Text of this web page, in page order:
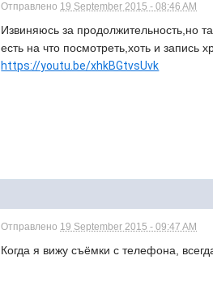
Отправлено 19 September 2015 - 08:46 AM
Извиняюсь за продолжительность,но
есть на что посмотреть,хоть и
https://youtu.be/xhkBGtvsUvk
Отправлено 19 September 2015 - 09:47 AM
Когда я вижу съёмки с телефона,